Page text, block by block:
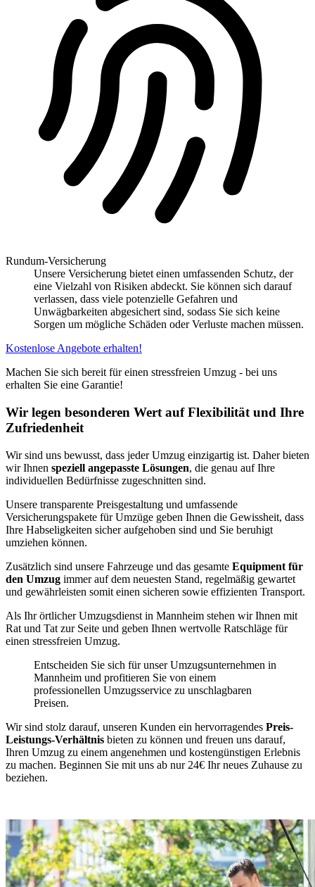
Rundum-Versicherung
Unsere Versicherung bietet einen umfassenden Schutz, der
eine Vielzahl von Risiken abdeckt. Sie können sich darauf
verlassen, dass viele potenzielle Gefahren und
Unwägbarkeiten abgesichert sind, sodass Sie sich keine
Sorgen um mögliche Schäden oder Verluste machen müssen.
Kostenlose Angebote erhalten!
Machen Sie sich bereit für einen stressfreien Umzug - bei uns
erhalten Sie eine Garantie!
Wir legen besonderen Wert auf Flexibilität und Ihre
Zufriedenheit
Wir sind uns bewusst, dass jeder Umzug einzigartig ist. Daher bieten
wir Ihnen speziell angepasste Lösungen, die genau auf Ihre
individuellen Bedürfnisse zugeschnitten sind.
Unsere transparente Preisgestaltung und umfassende
Versicherungspakete für Umzüge geben Ihnen die Gewissheit, dass
Ihre Habseligkeiten sicher aufgehoben sind und Sie beruhigt
umziehen können.
Zusätzlich sind unsere Fahrzeuge und das gesamte Equipment für
den Umzug immer auf dem neuesten Stand, regelmäßig gewartet
und gewährleisten somit einen sicheren sowie effizienten Transport.
Als Ihr örtlicher Umzugsdienst in Mannheim stehen wir Ihnen mit
Rat und Tat zur Seite und geben Ihnen wertvolle Ratschläge für
einen stressfreien Umzug.
Entscheiden Sie sich für unser Umzugsunternehmen in
Mannheim und profitieren Sie von einem
professionellen Umzugsservice zu unschlagbaren
Preisen.
Wir sind stolz darauf, unseren Kunden ein hervorragendes Preis-
Leistungs-Verhältnis bieten zu können und freuen uns darauf,
Ihren Umzug zu einem angenehmen und kostengünstigen Erlebnis
zu machen. Beginnen Sie mit uns ab nur 24€ Ihr neues Zuhause zu
beziehen.